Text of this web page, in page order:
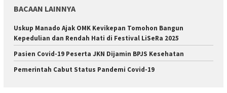
BACAAN LAINNYA
Uskup Manado Ajak OMK Kevikepan Tomohon Bangun
Kepedulian dan Rendah Hati di Festival LiSeRa 2025
Pasien Covid-19 Peserta JKN Dijamin BPJS Kesehatan
Pemerintah Cabut Status Pandemi Covid-19